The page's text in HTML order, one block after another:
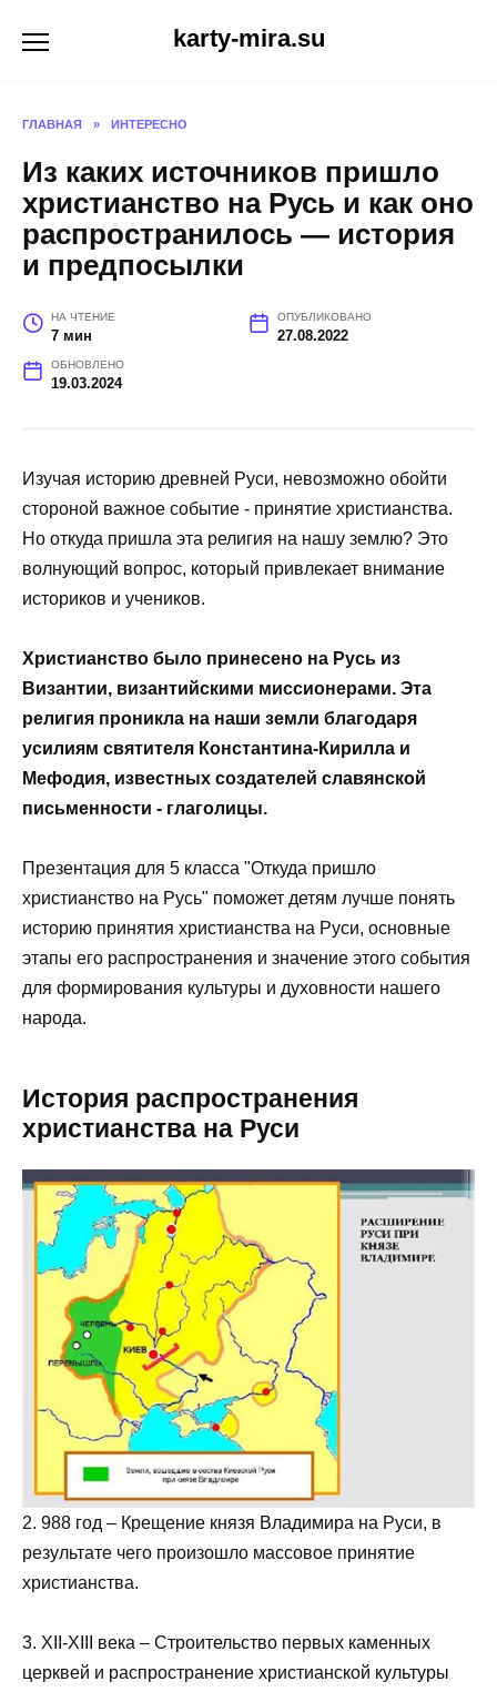
karty-mira.su
ГЛАВНАЯ » ИНТЕРЕСНО
Из каких источников пришло
христианство на Русь и как оно
распространилось — история
и предпосылки
НА ЧТЕНИЕ
7 мин
ОПУБЛИКОВАНО
27.08.2022
ОБНОВЛЕНО
19.03.2024
Изучая историю древней Руси, невозможно обойти
стороной важное событие - принятие христианства.
Но откуда пришла эта религия на нашу землю? Это
волнующий вопрос, который привлекает внимание
историков и учеников.
Христианство было принесено на Русь из
Византии, византийскими миссионерами. Эта
религия проникла на наши земли благодаря
усилиям святителя Константина-Кирилла и
Мефодия, известных создателей славянской
письменности - глаголицы.
Презентация для 5 класса "Откуда пришло
христианство на Русь" поможет детям лучше понять
историю принятия христианства на Руси, основные
этапы его распространения и значение этого события
для формирования культуры и духовности нашего
народа.
История распространения
христианства на Руси
2. 988 год – Крещение князя Владимира на Руси, в
результате чего произошло массовое принятие
христианства.
3. XII-XIII века – Строительство первых каменных
церквей и распространение христианской культуры